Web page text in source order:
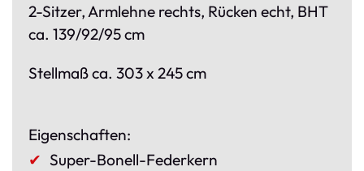
2-Sitzer, Armlehne rechts, Rücken echt, BHT
ca. 139/92/95 cm
Stellmaß ca. 303 x 245 cm
Eigenschaften:
Super-Bonell-Federkern